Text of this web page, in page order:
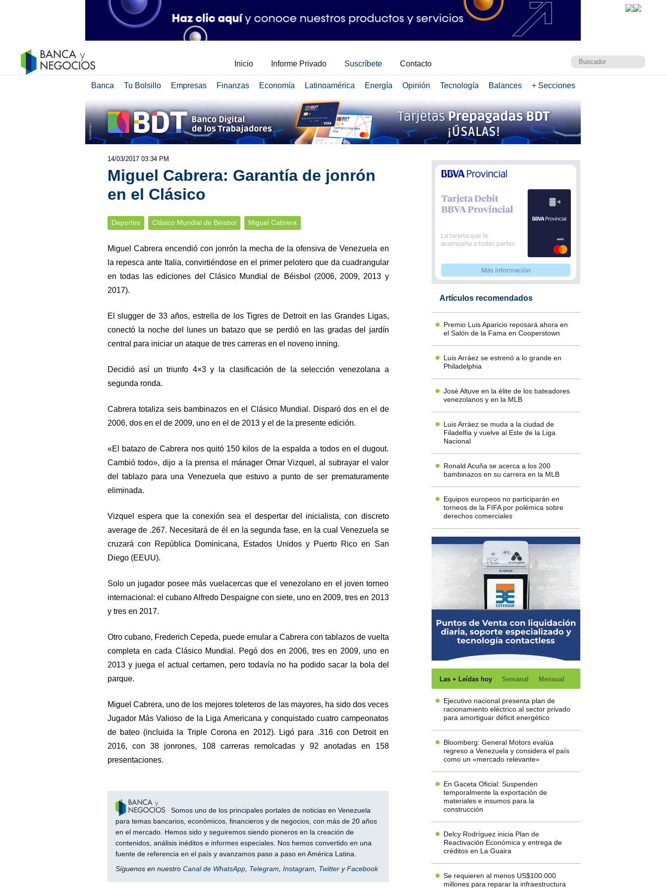
Inicio Informe Privado Suscríbete Contacto
Banca Tu Bolsillo Empresas Finanzas Economía Latinoamérica Energía Opinión Tecnología Balances + Secciones
14/03/2017 03:34 PM
Miguel Cabrera: Garantía de jonrón
en el Clásico
Deportes Clásico Mundial de Béisbol Miguel Cabrera
Miguel Cabrera encendió con jonrón la mecha de la ofensiva de Venezuela en
la repesca ante Italia, convirtiéndose en el primer pelotero que da cuadrangular
en todas las ediciones del Clásico Mundial de Béisbol (2006, 2009, 2013 y
2017).
El slugger de 33 años, estrella de los Tigres de Detroit en las Grandes Ligas,
conectó la noche del lunes un batazo que se perdió en las gradas del jardín
central para iniciar un ataque de tres carreras en el noveno inning.
Decidió así un triunfo 4×3 y la clasificación de la selección venezolana a
segunda ronda.
Cabrera totaliza seis bambinazos en el Clásico Mundial. Disparó dos en el de
2006, dos en el de 2009, uno en el de 2013 y el de la presente edición.
«El batazo de Cabrera nos quitó 150 kilos de la espalda a todos en el dugout.
Cambió todo», dijo a la prensa el mánager Omar Vizquel, al subrayar el valor
del tablazo para una Venezuela que estuvo a punto de ser prematuramente
eliminada.
Vizquel espera que la conexión sea el despertar del inicialista, con discreto
average de .267. Necesitará de él en la segunda fase, en la cual Venezuela se
cruzará con República Dominicana, Estados Unidos y Puerto Rico en San
Diego (EEUU).
Solo un jugador posee más vuelacercas que el venezolano en el joven torneo
internacional: el cubano Alfredo Despaigne con siete, uno en 2009, tres en 2013
y tres en 2017.
Otro cubano, Frederich Cepeda, puede emular a Cabrera con tablazos de vuelta
completa en cada Clásico Mundial. Pegó dos en 2006, tres en 2009, uno en
2013 y juega el actual certamen, pero todavía no ha podido sacar la bola del
parque.
Miguel Cabrera, uno de los mejores toleteros de las mayores, ha sido dos veces
Jugador Más Valioso de la Liga Americana y conquistado cuatro campeonatos
de bateo (incluida la Triple Corona en 2012). Ligó para .316 con Detroit en
2016, con 38 jonrones, 108 carreras remolcadas y 92 anotadas en 158
presentaciones.
Somos uno de los principales portales de noticias en Venezuela
para temas bancarios, económicos, financieros y de negocios, con más de 20 años
en el mercado. Hemos sido y seguiremos siendo pioneros en la creación de
contenidos, análisis inéditos e informes especiales. Nos hemos convertido en una
fuente de referencia en el país y avanzamos paso a paso en América Latina.
Síguenos en nuestro Canal de WhatsApp, Telegram, Instagram, TwitteryFacebook
Artículos recomendados
Premio Luis Aparicio reposará ahora en
el Salón de la Fama en Cooperstown
Luis Arráez se estrenó a lo grande en
Philadelphia
José Altuve en la élite de los bateadores
venezolanos y en la MLB
Luis Arráez se muda a la ciudad de
Filadelfia y vuelve al Este de la Liga
Nacional
Ronald Acuña se acerca a los 200
bambinazos en su carrera en la MLB
Equipos europeos no participarán en
torneos de la FIFA por polémica sobre
derechos comerciales
Las + Leídas hoy Semanal Mensual
Ejecutivo nacional presenta plan de
racionamiento eléctrico al sector privado
para amortiguar déficit energético
Bloomberg: General Motors evalúa
regreso a Venezuela y considera el país
como un «mercado relevante»
En Gaceta Oficial: Suspenden
temporalmente la exportación de
materiales e insumos para la
construcción
Delcy Rodríguez inicia Plan de
Reactivación Económica y entrega de
créditos en La Guaira
Se requieren al menos US$100.000
millones para reparar la infraestructura